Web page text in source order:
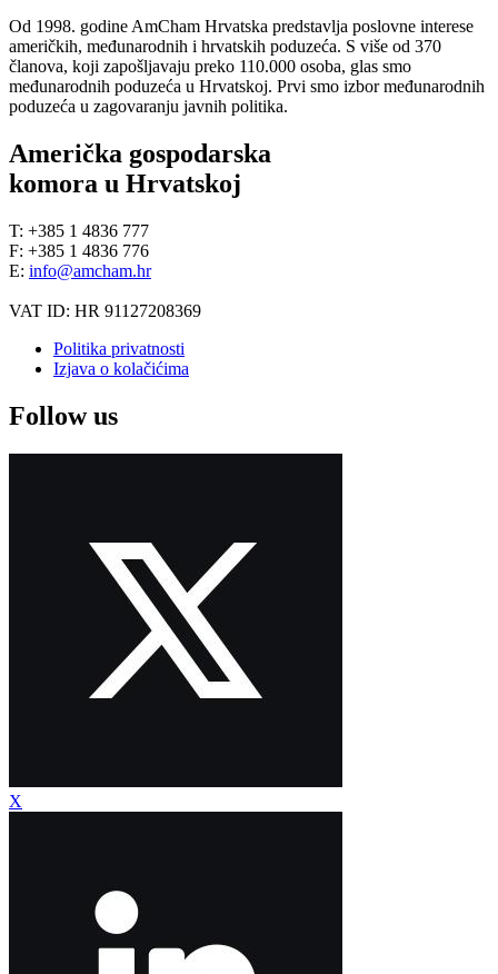
Od 1998. godine AmCham Hrvatska predstavlja poslovne interese
američkih, međunarodnih i hrvatskih poduzeća. S više od 370
članova, koji zapošljavaju preko 110.000 osoba, glas smo
međunarodnih poduzeća u Hrvatskoj. Prvi smo izbor međunarodnih
poduzeća u zagovaranju javnih politika.
Američka gospodarska
komora u Hrvatskoj
T: +385 1 4836 777
F: +385 1 4836 776
E: info@amcham.hr
VAT ID: HR 91127208369
Politika privatnosti
Izjava o kolačićima
Follow us
X